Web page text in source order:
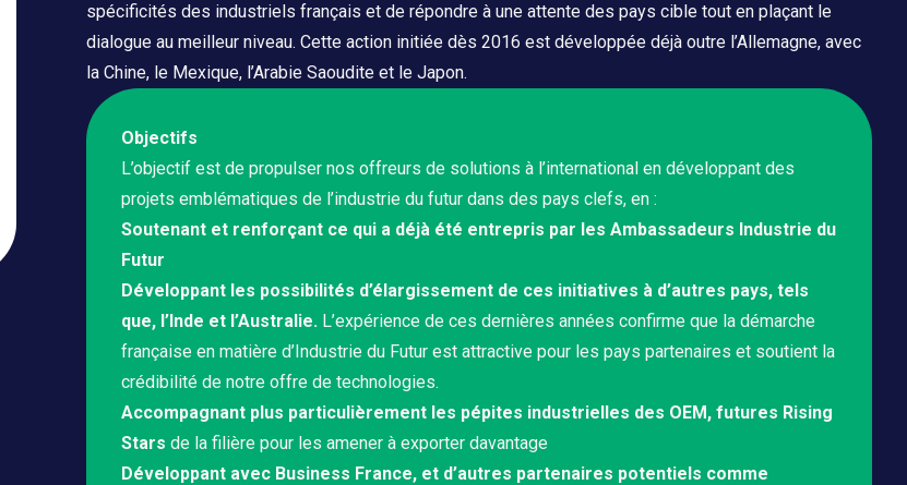
spécificités des industriels français et de répondre à une attente des pays cible tout en plaçant le
dialogue au meilleur niveau. Cette action initiée dès 2016 est développée déjà outre l’Allemagne, avec
la Chine, le Mexique, l’Arabie Saoudite et le Japon.
Objectifs
L’objectif est de propulser nos offreurs de solutions à l’international en développant des
projets emblématiques de l’industrie du futur dans des pays clefs, en :
Soutenant et renforçant ce qui a déjà été entrepris par les Ambassadeurs Industrie du
Futur
Développant les possibilités d’élargissement de ces initiatives à d’autres pays, tels
que, l’Inde et l’Australie. L’expérience de ces dernières années confirme que la démarche
française en matière d’Industrie du Futur est attractive pour les pays partenaires et soutient la
crédibilité de notre offre de technologies.
Accompagnant plus particulièrement les pépites industrielles des OEM, futures Rising
Stars de la filière pour les amener à exporter davantage
Développant avec Business France, et d’autres partenaires potentiels comme